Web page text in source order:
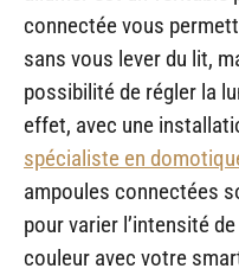
connectée vous
sans vous lever du lit,
possibilité de régler la
effet, avec une
spécialiste en
ampoules connectées
pour varier l’intensité
couleur avec votre